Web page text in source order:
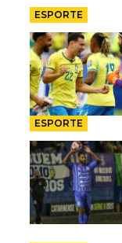
ESPORTE
ESPORTE